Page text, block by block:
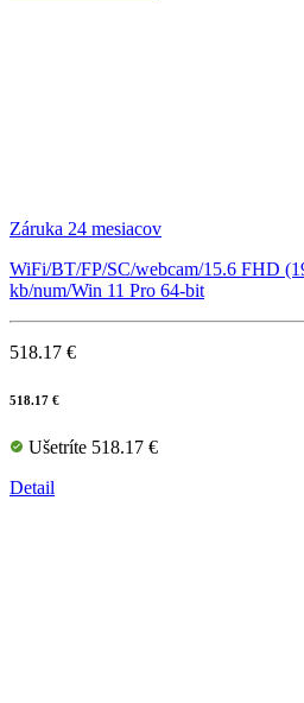
Záruka 24 mesiacov
WiFi/BT/FP/SC/webcam/15.6 FHD
kb/num/Win 11 Pro 64-bit
518.17 €
518.17 €
Ušetríte 518.17 €
Detail